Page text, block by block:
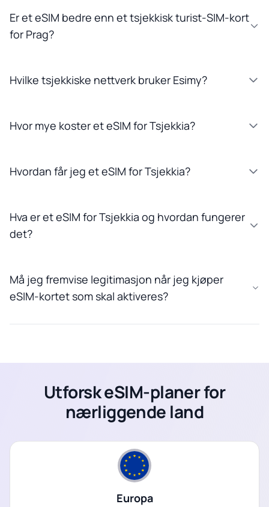
Er et eSIM bedre enn et tsjekkisk turist-SIM-kort
for Prag?
Hvilke tsjekkiske nettverk bruker Esimy?
Hvor mye koster et eSIM for Tsjekkia?
Hvordan får jeg et eSIM for Tsjekkia?
Hva er et eSIM for Tsjekkia og hvordan fungerer
det?
Må jeg fremvise legitimasjon når jeg kjøper
eSIM-kortet som skal aktiveres?
Utforsk eSIM-planer for
nærliggende land
Europa